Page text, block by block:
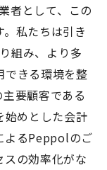
者として、この
私たちは引き
組み、より多
できる環境を整
要顧客である
始めとした会計
よるPeppolのご
の効率化がな